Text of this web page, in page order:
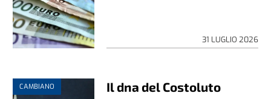
31 LUGLIO 2026
CAMBIANO Il dna del Costoluto